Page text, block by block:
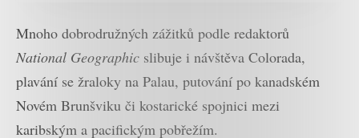
Mnoho dobrodružných zážitků podle redaktorů
National Geographic slibuje i návštěva Colorada,
plavání se žraloky na Palau, putování po kanadském
Novém Brunšviku či kostarické spojnici mezi
karibským a pacifickým pobřežím.